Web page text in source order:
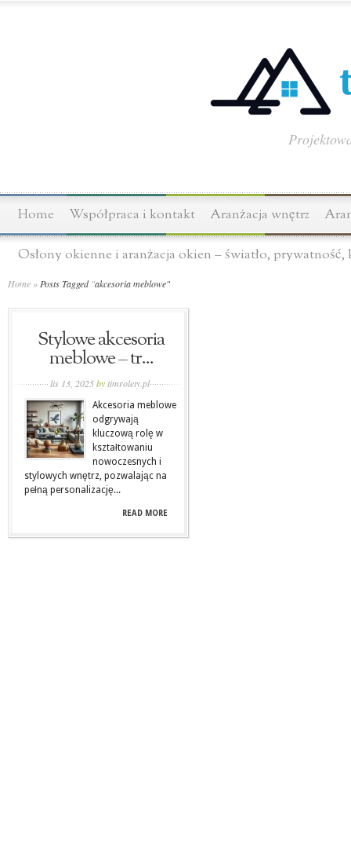
Home Współpraca i kontakt Aranżacja wnętrz
Osłony okienne i aranżacja okien – światło,
Home » Posts Tagged "akcesoria meblowe"
Stylowe akcesoria
meblowe – tr...
lis 13, 2025by timrolety.pl
Akcesoria meblowe
odgrywają
kluczową rolę w
kształtowaniu
nowoczesnych i
stylowych wnętrz, pozwalając na
pełną personalizację...
READ MORE